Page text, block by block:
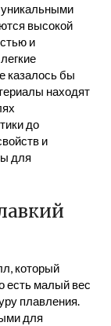
высокой
и
казалось бы
находят
до
и
для
который
есть малый вес
плавления.
для